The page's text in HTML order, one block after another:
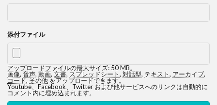
添付ファイル
アップロードファイルの最大サイズ: 50 MB。
画像, 音声, 動画, 文書, スプレッドシート, 対話型, テキスト, アーカイブ,
コード,その他をアップロードできます。
Youtube、Facebook、Twitter および他サービスへのリンクは自動的に
コメント内に埋め込まれます。